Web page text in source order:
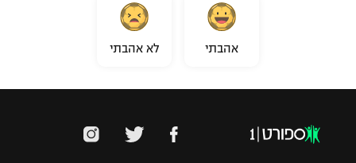
אהבתי לא אהבתי